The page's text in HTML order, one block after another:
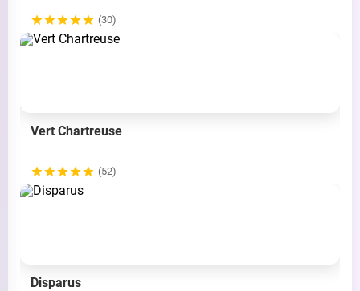
(30)
Vert Chartreuse
(52)
Disparus